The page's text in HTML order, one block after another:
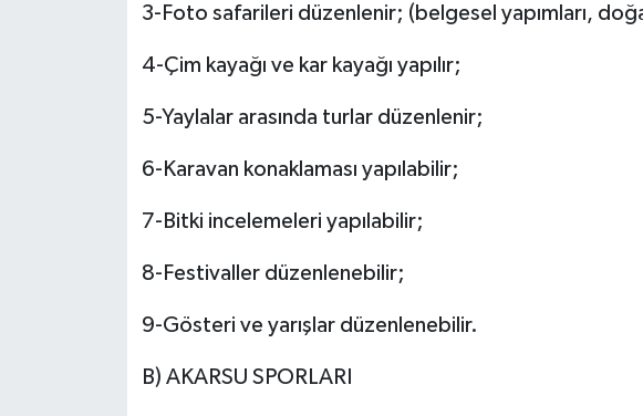
3-Foto safarileri düzenlenir; (belgesel yapımları,
4-Çim kayağı ve kar kayağı yapılır;
5-Yaylalar arasında turlar düzenlenir;
6-Karavan konaklaması yapılabilir;
7-Bitki incelemeleri yapılabilir;
8-Festivaller düzenlenebilir;
9-Gösteri ve yarışlar düzenlenebilir.
B) AKARSU SPORLARI